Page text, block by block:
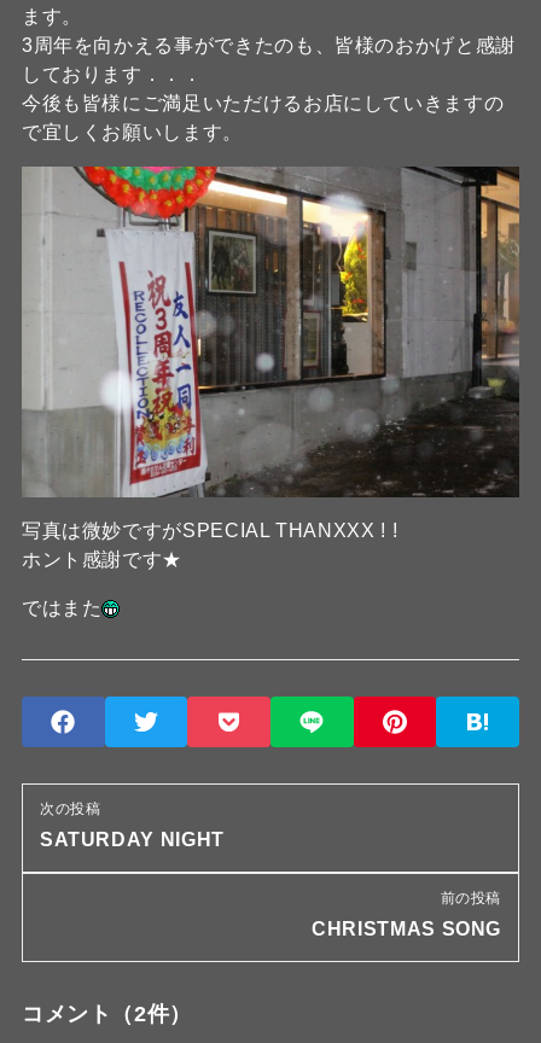
ます。
3周年を向かえる事ができたのも、皆様のおかげと感謝
しております．．．
今後も皆様にご満足いただけるお店にしていきますの
で宜しくお願いします。
写真は微妙ですがSPECIAL THANXXX ! !
ホント感謝です★
ではまた
次の投稿
SATURDAY NIGHT
前の投稿
CHRISTMAS SONG
コメント （2件）